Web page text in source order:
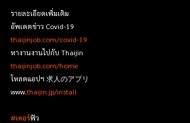
รายละเอียดเพิ่มเติม
อัพเดตข่าว Covid-19
thaijinjob.com/covid-19
หางานงานไปกับ Thaijin
thaijinjob.com/home
โหลดแอปฯ 求人のアプリ
www.thaijin.jp/install
#เคอร์ฟิว